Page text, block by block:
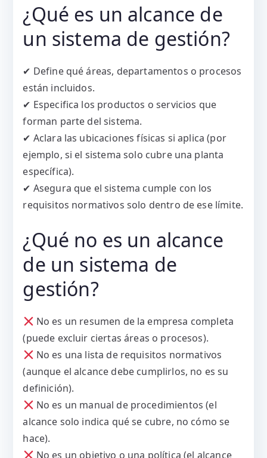
¿Qué es un alcance de
un sistema de gestión?
✔ Define qué áreas, departamentos o procesos
están incluidos.
✔ Especifica los productos o servicios que
forman parte del sistema.
✔ Aclara las ubicaciones físicas si aplica (por
ejemplo, si el sistema solo cubre una planta
específica).
✔ Asegura que el sistema cumple con los
requisitos normativos solo dentro de ese límite.
¿Qué no es un alcance
de un sistema de
gestión?
No es un resumen de la empresa completa
(puede excluir ciertas áreas o procesos).
No es una lista de requisitos normativos
(aunque el alcance debe cumplirlos, no es su
definición).
No es un manual de procedimientos (el
alcance solo indica qué se cubre, no cómo se
hace).
No es un objetivo o una política (el alcance